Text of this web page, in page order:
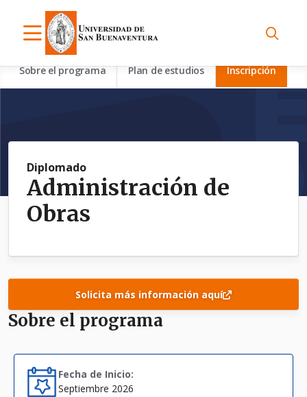
Sobre el programa Plan de estudios Inscripción
Diplomado
Administración de
Obras
Solicita más información aquí
Sobre el programa
Fecha de Inicio:
Septiembre 2026